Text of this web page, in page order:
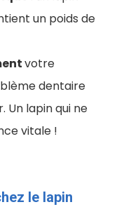
un poids de
votre
dentaire
Un lapin qui ne
vitale !
le lapin